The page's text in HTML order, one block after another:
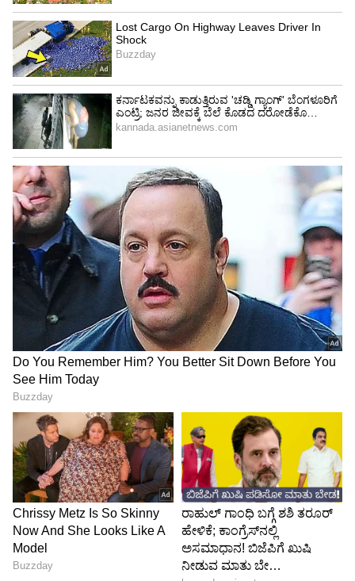
ಸಾಮಾಜಿಕ ಸಾಮರಸ್ಯಕ್ಕೆ ಧಕ್ಕೆ ಆರೋಪ!
ಕಾಮೆಂಟ್‌ನಲ್ಲಿ ಧಾರ್ಮಿಕ ಆಧಾರದ ಮೇಲೆ ದ್ವೇಷ ಹಾಗೂ
ಅವಮಾನಕಾರಿ ಭಾಷೆ ಬಳಸಲಾಗಿದೆ. ಜೊತೆಗೆ, ಮಹಿಳೆಯರ
ದೇಹದಾಕಾರವನ್ನು ಹೀನಾಯವಾಗಿ ಟೀಕಿಸಿ ಸಮಾಜದಲ್ಲಿ
ಅಶಾಂತಿ ಸೃಷ್ಟಿಸುವ ಪ್ರಯತ್ನ ನಡೆದಿದೆ ಎಂದು
ಆರೋಪಿಸಲಾಗಿದೆ.
5
7
Image Credit :Asianet News
ಕೆಪಿಟಿಸಿಎಲ್‌ ನೌಕರ ವಿರುದ್ಧ ಕ್ರಮಕ್ಕೆ ಒತ್ತಾಯ!
ಈ ಪೋಸ್ಟ್‌ ಮಾಡಿದವರು ಕೆಪಿಟಿಸಿಎಲ್‌ನ ಸರ್ಕಾರಿ ನೌಕರ
ಸರ್ವಮಂಗಳ ಎಂದು ಹೇಳಲಾಗಿದ್ದು, ಅವರ ವಿರುದ್ಧ
ಕಾನೂನು ಕ್ರಮ ಕೈಗೊಳ್ಳುವಂತೆ ಆಗ್ರಹಿಸಲಾಗಿದೆ. ಸರ್ಕಾರಿ
ನೌಕರರಾಗಿಯೇ ಸಮಾಜದಲ್ಲಿ ದ್ವೇಷ ಹರಡುವ ಕೆಲಸ
ಮಾಡಿದ್ದಾರೆ ಎಂದು ದೂರಿನಲ್ಲಿ ಉಲ್ಲೇಖಿಸಲಾಗಿದೆ.